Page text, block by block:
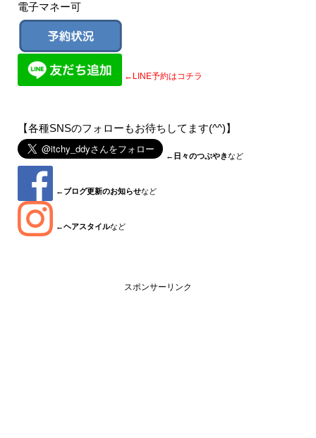
電子マネー可
←LINE予約はコチラ
【各種SNSのフォローもお待ちしてます(^^)】
← 日々のつぶやきなど
← ブログ更新のお知らせなど
←ヘアスタイルなど
スポンサーリンク